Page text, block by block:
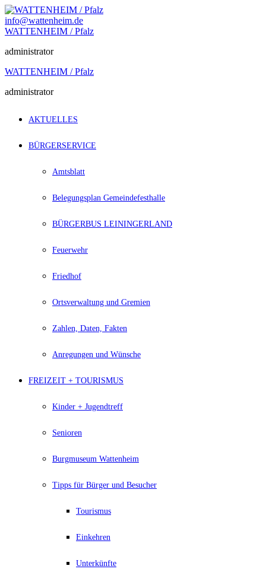
Zum
Inhalt
springen
info@wattenheim.de
WATTENHEIM / Pfalz
administrator
WATTENHEIM / Pfalz
administrator
AKTUELLES
BÜRGERSERVICE
Amtsblatt
Belegungsplan Gemeindefesthalle
BÜRGERBUS LEININGERLAND
Feuerwehr
Friedhof
Ortsverwaltung und Gremien
Zahlen, Daten, Fakten
Anregungen und Wünsche
FREIZEIT + TOURISMUS
Kinder + Jugendtreff
Senioren
Burgmuseum Wattenheim
Tipps für Bürger und Besucher
Tourismus
Einkehren
Unterkünfte